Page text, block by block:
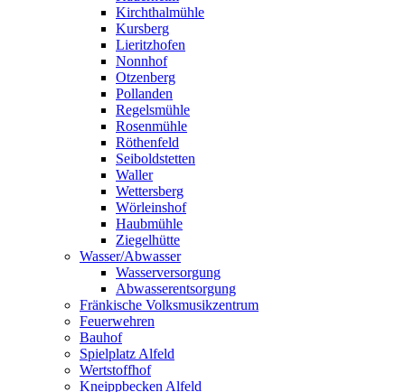
Kirchthalmühle
Kursberg
Lieritzhofen
Nonnhof
Otzenberg
Pollanden
Regelsmühle
Rosenmühle
Röthenfeld
Seiboldstetten
Waller
Wettersberg
Wörleinshof
Haubmühle
Ziegelhütte
Wasser/Abwasser
Wasserversorgung
Abwasserentsorgung
Fränkische Volksmusikzentrum
Feuerwehren
Bauhof
Spielplatz Alfeld
Wertstoffhof
Kneippbecken Alfeld